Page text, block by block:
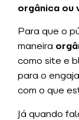
orgânica ou
Para que o
maneira
como site e
para o
com o que
Já quando